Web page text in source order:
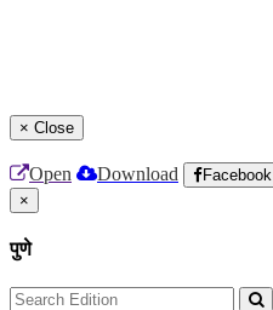
× Close
Open Download Facebook
×
पुणे